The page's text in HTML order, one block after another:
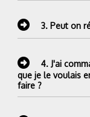
3. Peut on
4. J'ai
que je le voulais
faire ?